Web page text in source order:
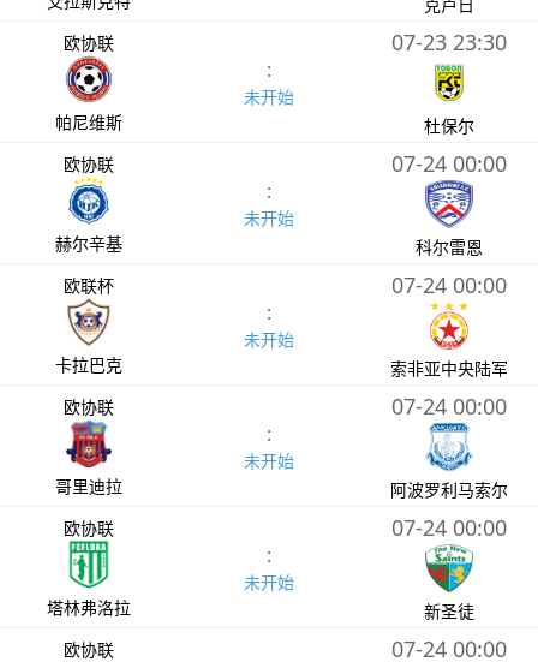
欧协联
帕尼维斯
:
未开始
07-23 23:30
杜保尔
欧协联
赫尔辛基
:
未开始
07-24 00:00
科尔雷恩
欧联杯
卡拉巴克
:
未开始
07-24 00:00
索非亚中央陆军
欧协联
哥里迪拉
:
未开始
07-24 00:00
阿波罗利马索尔
欧协联
塔林弗洛拉
:
未开始
07-24 00:00
新圣徒
欧协联
07-24 00:00